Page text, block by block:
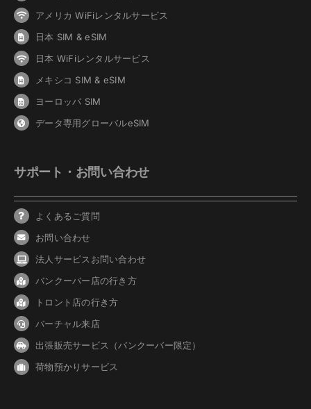
アメリカ WiFiレンタルサービス
日本 SIM & eSIM
日本 WiFiレンタルサービス
メキシコ SIM & eSIM
ヨーロッパ SIM
データ専用グローバルeSIM
サポート・お問い合わせ
よくあるご質問
お問い合わせ
法人サービスお問い合わせ
バンクーバー 店の行き方
トロント店の行き方
バーチャル来店
出張販売サービス（バンクーバー限定）
荷物預かりサービス